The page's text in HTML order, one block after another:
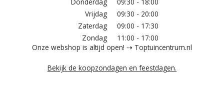
Vrijdag
09:30 - 20:00
Zaterdag
09:00 - 17:30
Zondag
11:00 - 17:00
Onze webshop is altijd open! ⇢ Toptuincentrum.nl
Bekijk de koopzondagen en feestdagen.